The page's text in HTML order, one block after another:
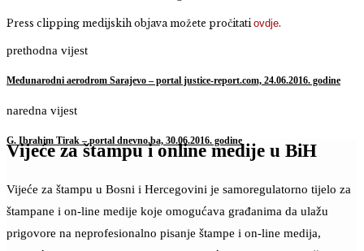
Press clipping medijskih objava možete pročitatiovdje.
prethodna vijest
Međunarodni aerodrom Sarajevo – portal justice-report.com, 24.06.2016. godine
naredna vijest
G. Ibrahim Tirak – portal dnevno.ba, 30.06.2016. godine
Vijeće za štampu i online medije u BiH
Vijeće za štampu u Bosni i Hercegovini je samoregulatorno tijelo za
štampane i on-line medije koje omogućava građanima da ulažu
prigovore na neprofesionalno pisanje štampe i on-line medija,